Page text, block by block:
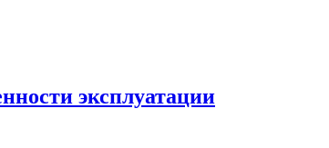
эксплуатации